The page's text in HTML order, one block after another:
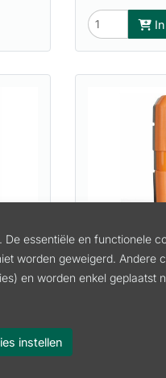
ULTRA
PELLENC
essentiële en functionele
worden geweigerd. Andere
en worden enkel geplaatst
instellen